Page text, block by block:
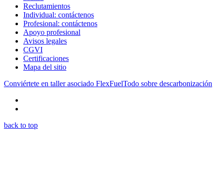
Reclutamientos
Individual: contáctenos
Profesional: contáctenos
Apoyo profesional
Avisos legales
CGVI
Certificaciones
Mapa del sitio
Conviértete en taller asociado FlexFuelTodo sobre descarbonización
back to top